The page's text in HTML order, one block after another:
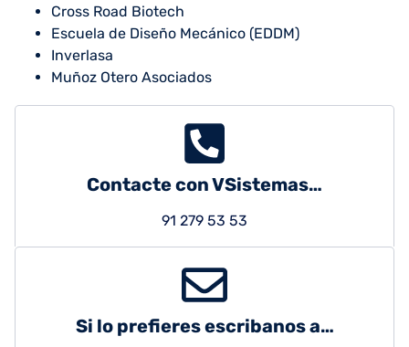
Cross Road Biotech
Escuela de Diseño Mecánico (EDDM)
Inverlasa
Muñoz Otero Asociados
Contacte con VSistemas…
91 279 53 53
Si lo prefieres escribanos a…